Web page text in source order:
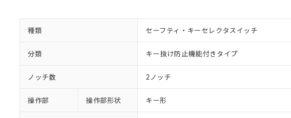
種類 セーフティ・キーセレクタスイッチ
分類 キー抜け防止機能付きタイプ
ノッチ数 2ノッチ
操作部 操作部形状 キー形